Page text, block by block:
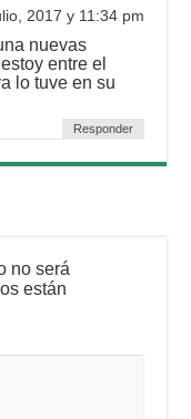
2017 y 11:34 pm
nuevas
entre el
lo tuve en su
Responder
no será
están